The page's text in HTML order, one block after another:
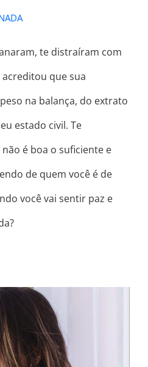
te distraíram com
acreditou que sua
na balança, do extrato
estado civil. Te
é boa o suficiente e
de quem você é de
você vai sentir paz e
FIZER VAI SER